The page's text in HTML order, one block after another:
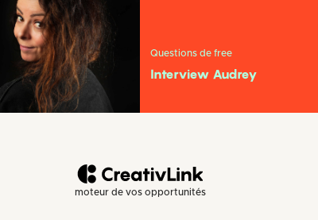
Questions de free
Interview Audrey
moteur de vos opportunités